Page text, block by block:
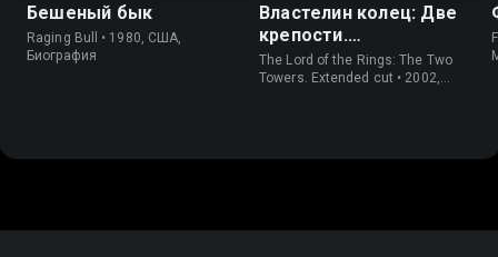
Бешеный бык
Raging Bull • 1980, США,
Биография
Властелин колец: Две
крепости.
Расширенная версия
The Lord of the Rings: The Two
Towers. Extended cut • 2002,